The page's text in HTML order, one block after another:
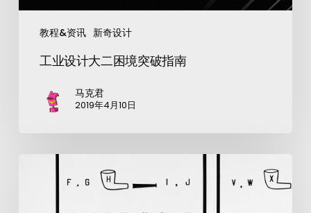
教程&资讯 新奇设计
工业设计大二困境突破指南
马克君
2019年4月10日